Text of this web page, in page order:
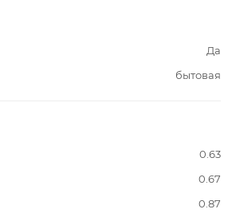
Да
бытовая
0.63
0.67
0.87